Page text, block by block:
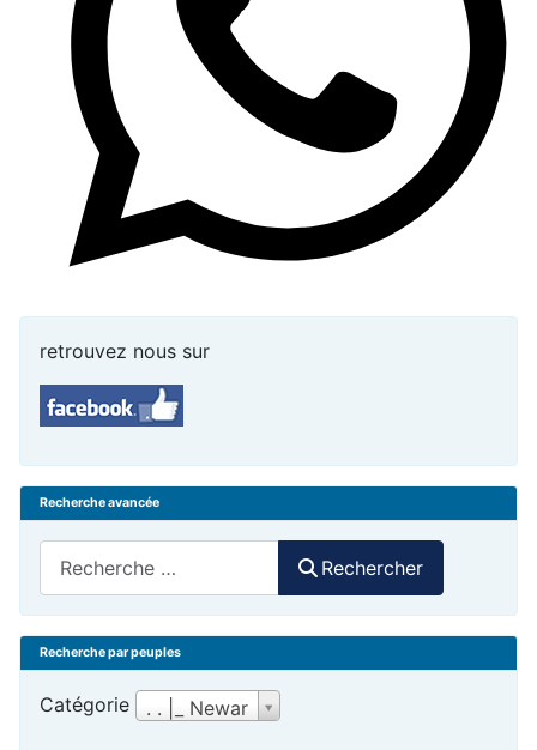
retrouvez nous sur
Recherche avancée
Rechercher
Recherche par peuples
Catégorie . . |_ Newar